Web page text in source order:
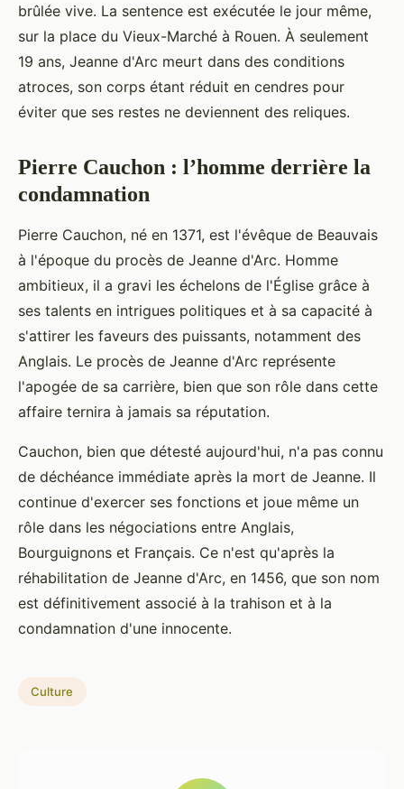
brûlée vive. La sentence est exécutée le jour même,
sur la place du Vieux-Marché à Rouen. À seulement
19 ans, Jeanne d'Arc meurt dans des conditions
atroces, son corps étant réduit en cendres pour
éviter que ses restes ne deviennent des reliques.
Pierre Cauchon : l’homme derrière la
condamnation
Pierre Cauchon, né en 1371, est l'évêque de Beauvais
à l'époque du procès de Jeanne d'Arc. Homme
ambitieux, il a gravi les échelons de l'Église grâce à
ses talents en intrigues politiques et à sa capacité à
s'attirer les faveurs des puissants, notamment des
Anglais. Le procès de Jeanne d'Arc représente
l'apogée de sa carrière, bien que son rôle dans cette
affaire ternira à jamais sa réputation.
Cauchon, bien que détesté aujourd'hui, n'a pas connu
de déchéance immédiate après la mort de Jeanne. Il
continue d'exercer ses fonctions et joue même un
rôle dans les négociations entre Anglais,
Bourguignons et Français. Ce n'est qu'après la
réhabilitation de Jeanne d'Arc, en 1456, que son nom
est définitivement associé à la trahison et à la
condamnation d'une innocente.
Culture